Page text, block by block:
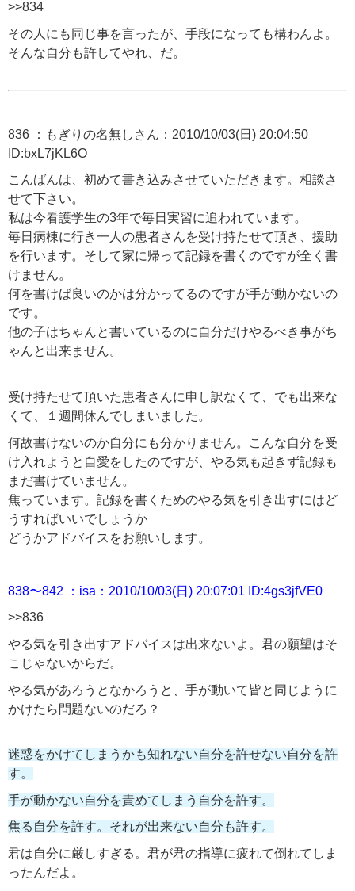
>>834
その人にも同じ事を言ったが、手段になっても構わんよ。
そんな自分も許してやれ、だ。
836 ：もぎりの名無しさん：2010/10/03(日) 20:04:50
ID:bxL7jKL6O
こんばんは、初めて書き込みさせていただきます。相談さ
せて下さい。
私は今看護学生の3年で毎日実習に追われています。
毎日病棟に行き一人の患者さんを受け持たせて頂き、援助
を行います。そして家に帰って記録を書くのですが全く書
けません。
何を書けば良いのかは分かってるのですが手が動かないの
です。
他の子はちゃんと書いているのに自分だけやるべき事がち
ゃんと出来ません。
受け持たせて頂いた患者さんに申し訳なくて、でも出来な
くて、１週間休んでしまいました。
何故書けないのか自分にも分かりません。こんな自分を受
け入れようと自愛をしたのですが、やる気も起きず記録も
まだ書けていません。
焦っています。記録を書くためのやる気を引き出すにはど
うすればいいでしょうか
どうかアドバイスをお願いします。
838〜842 ：isa：2010/10/03(日) 20:07:01 ID:4gs3jfVE0
>>836
やる気を引き出すアドバイスは出来ないよ。君の願望はそ
こじゃないからだ。
やる気があろうとなかろうと、手が動いて皆と同じように
かけたら問題ないのだろ？
迷惑をかけてしまうかも知れない自分を許せない自分を許
す。
手が動かない自分を責めてしまう自分を許す。
焦る自分を許す。それが出来ない自分も許す。
君は自分に厳しすぎる。君が君の指導に疲れて倒れてしま
ったんだよ。